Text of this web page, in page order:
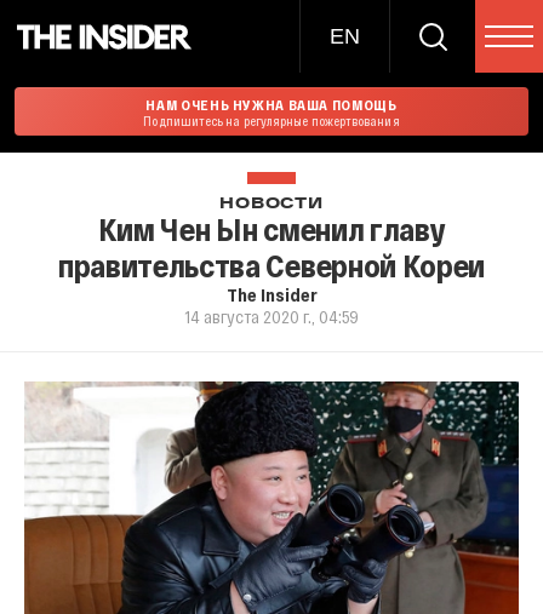
EN
НАМ ОЧЕНЬ НУЖНА ВАША ПОМОЩЬ
Подпишитесь на регулярные пожертвования
НОВОСТИ
Ким Чен Ын сменил главу
правительства Северной Кореи
The Insider
14 августа 2020 г., 04:59